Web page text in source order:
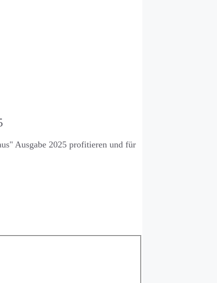
Ausgabe 2025 profitieren und für